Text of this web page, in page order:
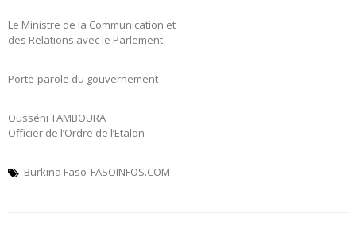
Le Ministre de la Communication et
des Relations avec le Parlement,
Porte-parole du gouvernement
Ousséni TAMBOURA
Officier de l’Ordre de l’Etalon
Burkina Faso FASOINFOS.COM